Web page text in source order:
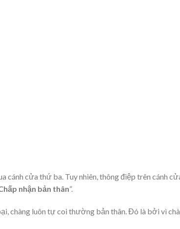
cánh cửa thứ ba. Tuy nhiên, thông điệp trên cánh
nhận bản thân”.
chàng luôn tự coi thường bản thân. Đó là bởi vì